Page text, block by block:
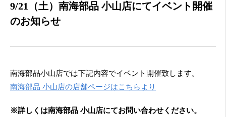
9/21（土）南海部品 小山店にてイベント開催
のお知らせ
南海部品小山店では下記内容でイベント開催致します。
南海部品 小山店の店舗ページはこちらより
※詳しくは南海部品 小山店にてお問い合わせください。